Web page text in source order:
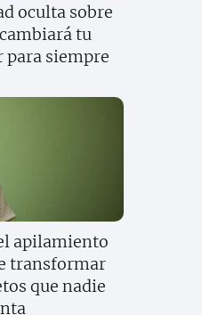
oculta sobre
tu
siempre
apilamiento
transformar
que nadie